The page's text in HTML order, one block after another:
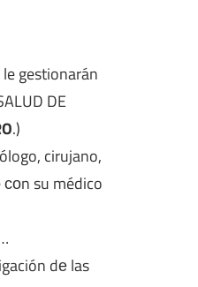
gestionarán
DE
.)
cirujano,
su médico
dе las